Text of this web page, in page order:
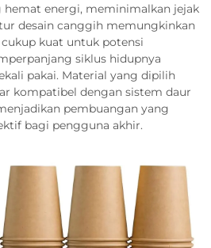
energi, meminimalkan jejak
desain canggih memungkinkan
kuat untuk potensi
siklus hidupnya
pakai. Material yang dipilih
kompatibel dengan sistem daur
pembuangan yang
bagi pengguna akhir.